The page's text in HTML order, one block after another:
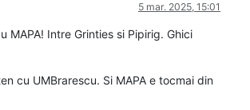
5 mar. 2025, 15:01
MAPA! Intre Grinties si Pipirig. Ghici
cu UMBrarescu. Si MAPA e tocmai din